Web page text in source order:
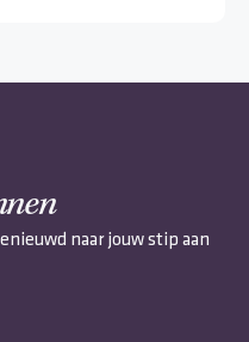
naar jouw stip aan